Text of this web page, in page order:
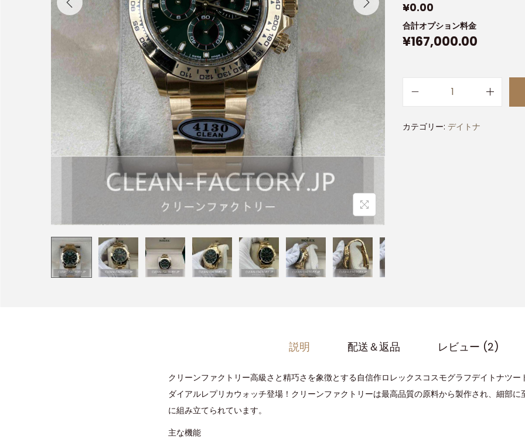
¥0.00
合計オプション料金
¥167,000.00
カテゴリー: デイトナ
説明 配送＆返品 レビュー (2)
クリーンファクトリー高級さと精巧さを象徴とする自信作ロレックスコスモグラフデイトナツー
ダイアルレプリカウォッチ登場！クリーンファクトリーは最高品質の原料から製作され、細部
に組み立てられています。
主な機能